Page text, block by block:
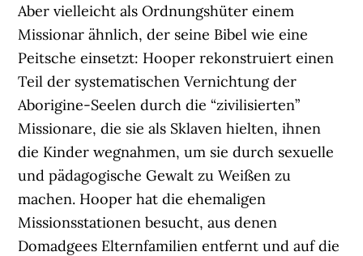
Aber vielleicht als Ordnungshüter einem
Missionar ähnlich, der seine Bibel wie eine
Peitsche einsetzt: Hooper rekonstruiert einen
Teil der systematischen Vernichtung der
Aborigine-Seelen durch die “zivilisierten”
Missionare, die sie als Sklaven hielten, ihnen
die Kinder wegnahmen, um sie durch sexuelle
und pädagogische Gewalt zu Weißen zu
machen. Hooper hat die ehemaligen
Missionsstationen besucht, aus denen
Domadgees Elternfamilien entfernt und auf die